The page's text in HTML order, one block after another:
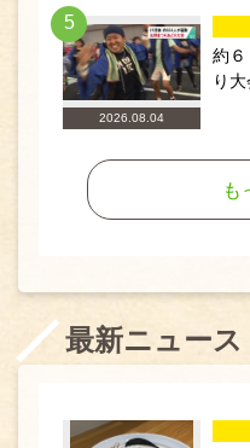
5
2026.08.04
約６
り
も
最新ニュース